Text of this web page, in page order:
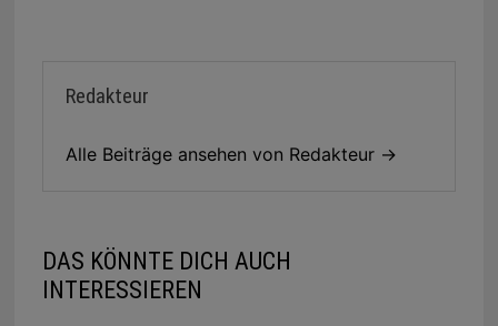
Redakteur
Alle Beiträge ansehen von Redakteur →
DAS KÖNNTE DICH AUCH
INTERESSIEREN